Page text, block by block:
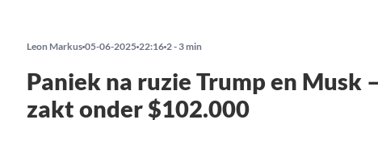
Leon Markus 05-06-2025 22:16 2 - 3 min
Paniek na ruzie Trump en Musk
zakt onder $102.000